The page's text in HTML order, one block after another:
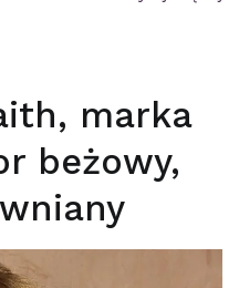
marka
beżowy,